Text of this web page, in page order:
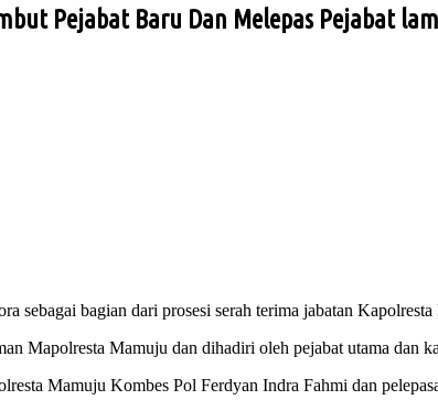
Pejabat Baru Dan Melepas Pejabat
sebagai bagian dari prosesi serah terima jabatan
Mapolresta Mamuju dan dihadiri oleh pejabat utama dan
Mamuju Kombes Pol Ferdyan Indra Fahmi dan